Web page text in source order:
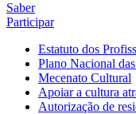
Saber
Participar
Estatuto dos
Plano Nacional
Mecenato Cultural
Apoiar a cultura
Autorização de